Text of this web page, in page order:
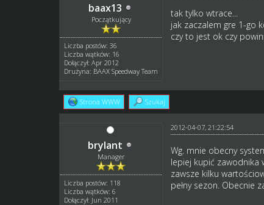
baax13
Początkujący
Liczba postów: 36
Liczba wątków: 16
Dołączył: Apr 2012
Drużyna: BAAX Speedway Team
tak tylko wtrace...
jak zaczalem gre 1-go
czy to jest ok czy
Strona WWW Szukaj
brylant
Manager
Liczba postów: 118
Liczba wątków: 6
Dołączył: Jun 2011
2012-04-07, 21:22:54
Wg. mnie obecny
lepiej kupić zawodnika
zawsze kilku
pełny sezon. Obecnie